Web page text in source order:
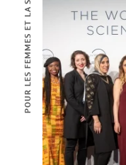
POUR LES FEMMES ET LA SCIENCE